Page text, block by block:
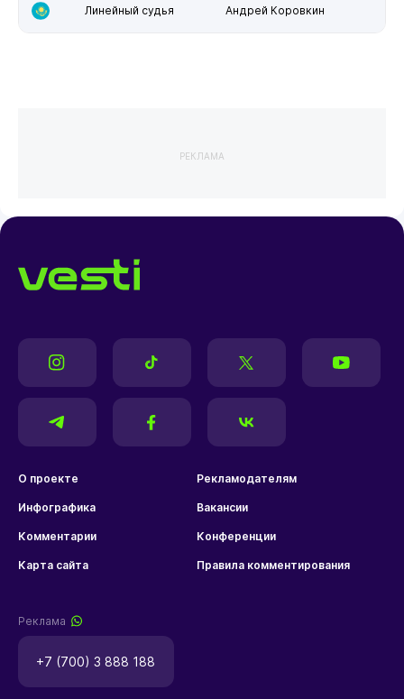
Линейный судья Андрей Коровкин
РЕКЛАМА
О проекте Рекламодателям
Инфографика Вакансии
Комментарии Конференции
Карта сайта Правила комментирования
Реклама
+7 (700) 3 888 188